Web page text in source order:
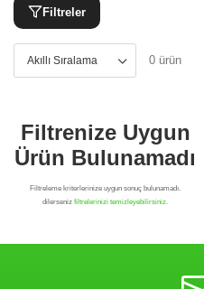
Filtreler
0 ürün